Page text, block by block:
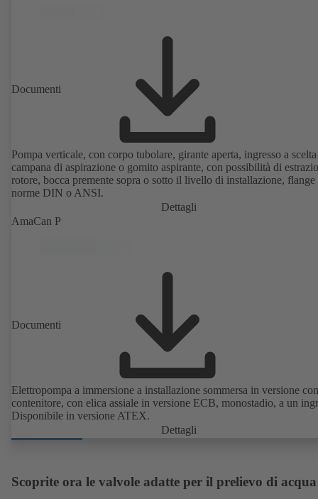
Documenti
Pompa verticale, con corpo tubolare, girante aperta, ingresso a
campana di aspirazione o gomito aspirante, con possibilità di
rotore, bocca premente sopra o sotto il livello di installazione, flange
norme DIN o ANSI.
Dettagli
AmaCan P
Documenti
Elettropompa a immersione a installazione sommersa in versione
contenitore, con elica assiale in versione ECB, monostadio, a un
Disponibile in versione ATEX.
Dettagli
Scoprite ora le valvole adatte per il prelievo di acqua